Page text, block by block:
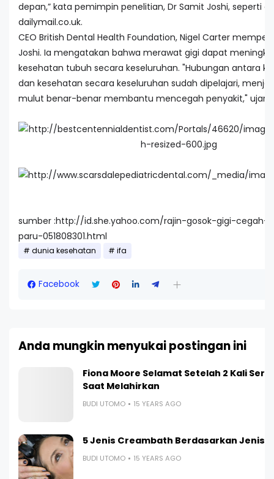
depan,” kata pemimpin penelitian, Dr Samit Joshi, seperti
dailymail.co.uk.
CEO British Dental Health Foundation, Nigel Carter
Joshi. Ia mengatakan bahwa merawat gigi dapat
kesehatan tubuh secara keseluruhan. "Hubungan antara
dan kesehatan secara keseluruhan sudah dipelajari,
mulut benar-benar membantu mencegah penyakit," ujar
sumber :http://id.she.yahoo.com/rajin-gosok-gigi-cegah-
paru-051808301.html
dunia kesehatan ifa
Facebook
Anda mungkin menyukai postingan ini
Fiona Moore Selamat Setelah 2 Kali
Saat Melahirkan
BUDI UTOMO 15 YEARS AGO
5 Jenis Creambath Berdasarkan Jenis
BUDI UTOMO 15 YEARS AGO